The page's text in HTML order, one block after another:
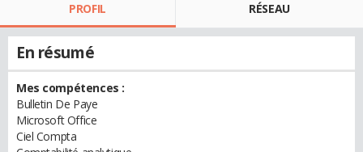
PROFIL RÉSEAU
En résumé
Mes compétences :
Bulletin De Paye
Microsoft Office
Ciel Compta